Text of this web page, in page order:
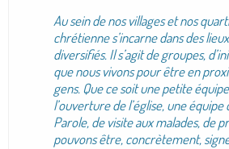
Au sein de nos villages et nos
chrétienne s’incarne dans des
diversifiés. Il s’agit de groupes,
que nous vivons pour être en
gens. Que ce soit une petite
l’ouverture de l’église, une
Parole, de visite aux malades, de
pouvons être, concrètement,